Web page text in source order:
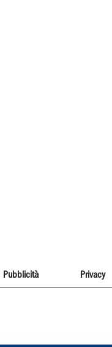
Pubblicità Privacy